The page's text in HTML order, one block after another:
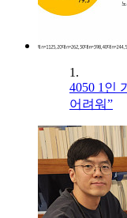
1.
4050 1인
어려워”